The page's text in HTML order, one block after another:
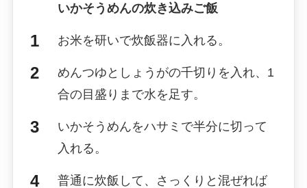
いかそうめんの炊き込みご飯
お米を研いで炊飯器に入れる。
めんつゆとしょうがの千切りを入れ、1
合の目盛りまで水を足す。
いかそうめんをハサミで半分に切って
入れる。
普通に炊飯して、さっくりと混ぜれば